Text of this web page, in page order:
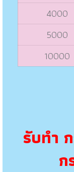
4000
5000
10000
รับทำ
ก